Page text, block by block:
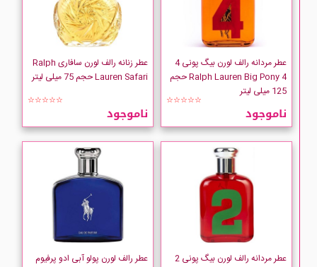
عطر مردانه رالف لورن بیگ پونی 4
Ralph Lauren Big Pony 4 حجم
125 میلی لیتر
☆☆☆☆☆
ناموجود
عطر زنانه رالف لورن سافاری Ralph
Lauren Safari حجم 75 میلی لیتر
☆☆☆☆☆
ناموجود
عطر مردانه رالف لورن بیگ پونی 2
عطر رالف لورن پولو آبی ادو پرفیوم